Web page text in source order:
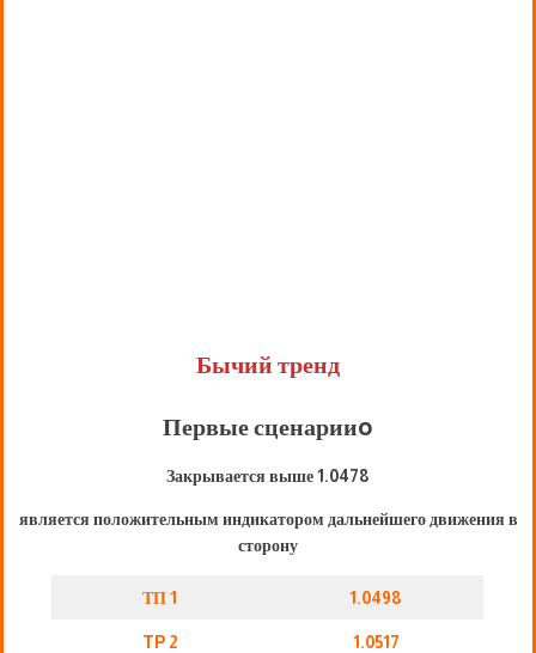
Бычий тренд
Первые сценарииo
Закрывается выше 1.0478
является положительным индикатором дальнейшего движения в
сторону
ТП 1 1.0498
TP 2 1.0517